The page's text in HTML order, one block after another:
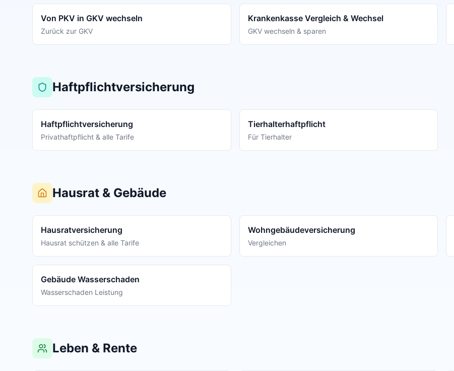
Von PKV in GKV wechseln
Zurück zur GKV
Krankenkasse Vergleich & Wechsel
GKV wechseln & sparen
Haftpflichtversicherung
Haftpflichtversicherung
Privathaftpflicht & alle Tarife
Tierhalterhaftpflicht
Für Tierhalter
Hausrat & Gebäude
Hausratversicherung
Hausrat schützen & alle Tarife
Wohngebäudeversicherung
Vergleichen
Gebäude Wasserschaden
Wasserschaden Leistung
Leben & Rente